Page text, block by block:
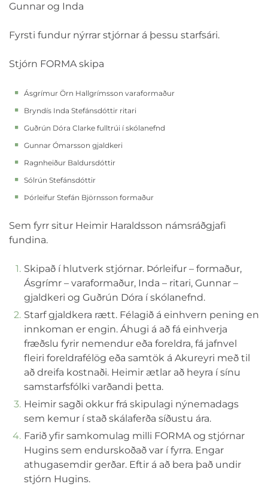
Gunnar og Inda
Fyrsti fundur nýrrar stjórnar á þessu starfsári.
Stjórn FORMA skipa
Ásgrímur Örn Hallgrímsson varaformaður
Bryndís Inda Stefánsdóttir ritari
Guðrún Dóra Clarke fulltrúi í skólanefnd
Gunnar Ómarsson gjaldkeri
Ragnheiður Baldursdóttir
Sólrún Stefánsdóttir
Þórleifur Stefán Björnsson formaður
Sem fyrr situr Heimir Haraldsson námsráðgjafi
fundina.
Skipað í hlutverk stjórnar. Þórleifur – formaður,
Ásgrímr – varaformaður, Inda – ritari, Gunnar –
gjaldkeri og Guðrún Dóra í skólanefnd.
Starf gjaldkera rætt. Félagið á einhvern pening en
innkoman er engin. Áhugi á að fá einhverja
fræðslu fyrir nemendur eða foreldra, fá jafnvel
fleiri foreldrafélög eða samtök á Akureyri með til
að dreifa kostnaði. Heimir ætlar að heyra í sínu
samstarfsfólki varðandi þetta.
Heimir sagði okkur frá skipulagi nýnemadags
sem kemur í stað skálaferða síðustu ára.
Farið yfir samkomulag milli FORMA og stjórnar
Hugins sem endurskoðað var í fyrra. Engar
athugasemdir gerðar. Eftir á að bera það undir
stjórn Hugins.